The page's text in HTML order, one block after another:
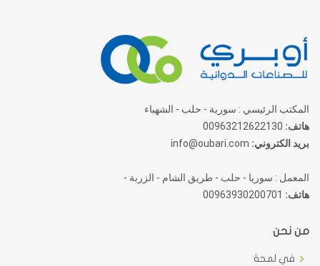
المكتب الرئيسي : سورية - حلب - الشهباء
هاتف:
بريد الكتروني:
المعمل : سوريا - حلب - طريق الشام - الزربة -
هاتف:
من نحن
في لمحة